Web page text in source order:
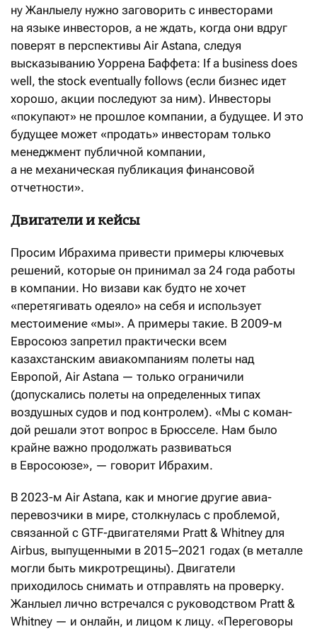
ну Жанлыелу нужно заговорить с инвесторами
на языке инвесторов, а не ждать, когда они вдруг
поверят в перспективы Air Astana, следуя
высказыванию Уоррена Баффета: If a business does
well, the stock eventually follows (если бизнес идет
хорошо, акции последуют за ним). Инвесторы
«покупают» не прошлое компании, а будущее. И это
будущее может «продать» инвесторам только
менеджмент публичной компании,
а не механическая публикация финансовой
отчетности».
Двигатели и кейсы
Просим Ибрахима привести примеры ключевых
решений, которые он принимал за 24 года работы
в компании. Но визави как будто не хочет
«перетягивать одеяло» на себя и использует
местоимение «мы». А примеры такие. В 2009-м
Евросоюз запретил практически всем
казахстанским авиакомпаниям полеты над
Европой, Air Astana — только ограничили
(допускались полеты на определенных типах
воздушных судов и под контролем). «Мы с коман­
дой решали этот вопрос в Брюсселе. Нам было
крайне важно продолжать развиваться
в Евросоюзе», — говорит Ибрахим.
В 2023-м Air Astana, как и многие другие авиа­
перевозчики в мире, столкнулась с проблемой,
связанной с GTF-двигателями Pratt & Whitney для
Airbus, выпущенными в 2015–2021 годах (в металле
могли быть микротрещины). Двигатели
приходилось снимать и отправлять на проверку.
Жанлыел лично встречался с руководством Pratt &
Whitney — и онлайн, и лицом к лицу. «Переговоры